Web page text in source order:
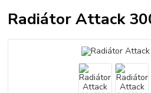
Radiátor Attack